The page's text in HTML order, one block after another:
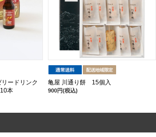
リードリンク
本
亀屋 川通り餅 15個入
900円(税込)